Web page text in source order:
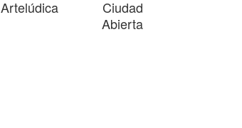
Artelúdica
Ciudad
Abierta